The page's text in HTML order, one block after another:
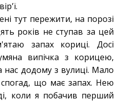
тут пережити, на порозі
років не ступав за цей
запах кориці. Досі
випічка з корицею,
додому з вулиці. Мало
що має запах. Нею
коли я побачив перший